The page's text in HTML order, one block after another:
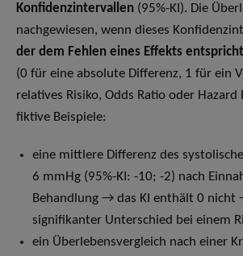
Konfidenzintervallen (95%-KI). Die
nachgewiesen, wenn dieses
der dem Fehlen eines Effekts
(0 für eine absolute Differenz, 1 für ein
relatives Risiko, Odds Ratio oder Hazard
fiktive Beispiele:
eine mittlere Differenz des
6 mmHg (95%-KI: -10; -2) nach
Behandlung → das KI enthält 0 nicht
signifikanter Unterschied bei einem
ein Überlebensvergleich nach einer